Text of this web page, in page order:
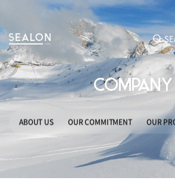
추천 키워드
#SEAM TAPE #SPECIALTY
COMPANY
ABOUT US OUR COMMITMENT OUR